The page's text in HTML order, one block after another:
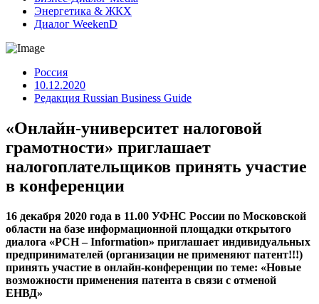
Энергетика & ЖКХ
Диалог WeekenD
Россия
10.12.2020
Редакция Russian Business Guide
«Онлайн-университет налоговой
грамотности» приглашает
налогоплательщиков принять участие
в конференции
16 декабря 2020 года в 11.00 УФНС России по Московской
области на базе информационной площадки открытого
диалога «РСН – Infоrmation» приглашает индивидуальных
предпринимателей (организации не применяют патент!!!)
принять участие в онлайн-конференции по теме: «Новые
возможности применения патента в связи с отменой
ЕНВД»